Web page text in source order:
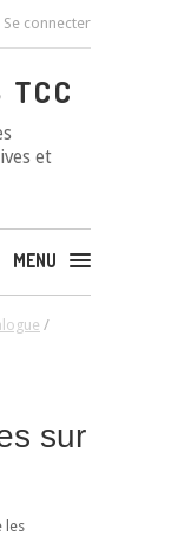
Se connecter
TCC
et
MENU
/
sur
les